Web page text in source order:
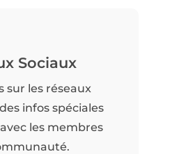
Sociaux
sur les réseaux
infos spéciales
les membres